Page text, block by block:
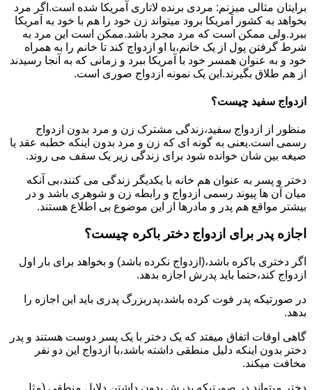
برایتان مثالی میزنم: مردی برنده لاتاری آمریکا شده است.اگر مرد
بخواهد به کشور آمریکا برود میتواند زن خود را هم با خود به آمریکا
ببرد.ولی ممکن است که مرد مجرد باشد.ممکن است این مرد به
شرط گرفتن پول از یک خانم،با او ازدواج کند تا خانم را به همراه
خود و به عنوان همسر خود با آمریکا ببرد و زمانی که به آنجا رسیدند
از هم طلاق بگیرند.این یک نمونه ازدواج صوری است.
ازدواج سفید چیست؟
منظور از ازدواج سفید،زندگی مشترک زن و مرد بدون ازدواج
رسمی است.یعنی به گونه ای که زن و مرد بدون اینکه خطبه عقد یا
صیغه بین شان خوانده شود برای زندگی زیر یک سقف می روند.
دختر و پسر به عنوان هم خانه با یکدیگر زندگی می کنند،بی آنکه
میان آن ها پیوند رسمی ازدواج و رابطه زن و شوهری باشد و در
بیشتر مواقع هم پدر و مادرها از این موضوع بی اطلاع هستند.
اجازه پدر برای ازدواج دختر باکره چیست؟
اگر دختری باکره باشد،(ازدواج نکرده باشد) و بخواهد برای بار اول
ازدواج کند،حتما باید پدرش اجازه بدهد.
در صورتیکه پدر فوت کرده باشد،پدربزرگ پدری باید این اجازه را
بدهد.
گاهی اوقات اتفاق میفتد که یک دختر با یک پسر دوست هستند و پدر
دختر بدون اینکه دلیل منطقی داشته باشد،با ازدواج این دو نفر
مخافت میکند.
دختر میتواند در صورتیکه پدرش بدون داشتن دلایل منطقی (مثل